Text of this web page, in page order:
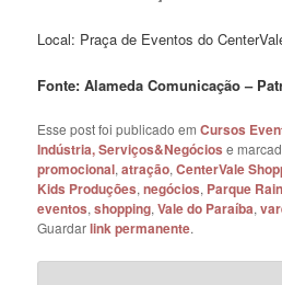
Local: Praça de Eventos do
Fonte: Alameda Comunicação –
Esse post foi publicado emCursos
Indústria, Serviços&Negócios e
promocional,atração,CenterVale
Kids Produções,negócios, Parque
eventos,shopping,Vale do Paraíba,
Guardarlink permanente.